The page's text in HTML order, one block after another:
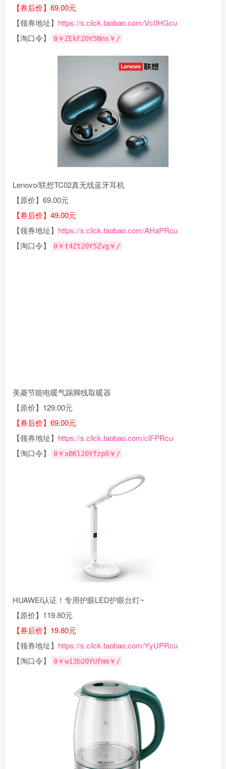
【券后价】69.00元
【领券地址】 https://s.click.taobao.com/Vc0HGcu
【淘口令】
0￥ZEkF20Y5Nns￥/
Lenovo/联想TC02真无线蓝牙耳机
【原价】69.00元
【券后价】49.00元
【领券地址】 https://s.click.taobao.com/AHaPRcu
【淘口令】
0￥t4Zt20Y5Zvg￥/
美菱节能电暖气踢脚线取暖器
【原价】129.00元
【券后价】69.00元
【领券地址】 https://s.click.taobao.com/clFPRcu
【淘口令】
0￥xBKl20Yfzp0￥/
HUAWEI认证！专用护眼LED护眼台灯~
【原价】119.80元
【券后价】19.80元
【领券地址】 https://s.click.taobao.com/YyUPRcu
【淘口令】
0￥w13b20YUfmm￥/